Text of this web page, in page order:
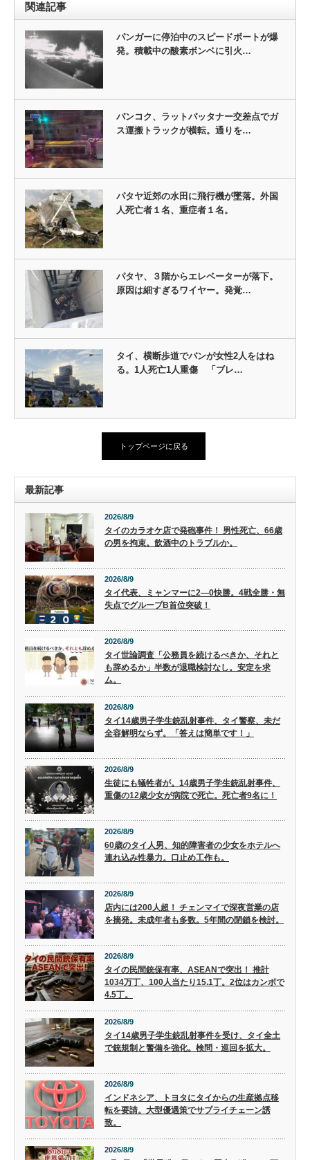
関連記事
パンガーに停泊中のスピードボートが爆
発。積載中の酸素ボンベに引火…
バンコク、ラットパッタナー交差点でガ
ス運搬トラックが横転。通りを…
パタヤ近郊の水田に飛行機が墜落。外国
人死亡者１名、重症者１名。
パタヤ、３階からエレベーターが落下。
原因は細すぎるワイヤー。発覚…
タイ、横断歩道でバンが女性2人をはね
る。1人死亡1人重傷 「ブレ…
トップページに戻る
最新記事
2026/8/9
タイのカラオケ店で発砲事件！ 男性死亡、66歳
の男を拘束。飲酒中のトラブルか。
2026/8/9
タイ代表、ミャンマーに2―0快勝。4戦全勝・無
失点でグループB首位突破！
2026/8/9
タイ世論調査「公務員を続けるべきか、それと
も辞めるか」半数が退職検討なし。安定を求
ム。
2026/8/9
タイ14歳男子学生銃乱射事件、タイ警察、未だ
全容解明ならず。「答えは簡単です！」
2026/8/9
生徒にも犠牲者が。14歳男子学生銃乱射事件、
重傷の12歳少女が病院で死亡。死亡者9名に！
2026/8/9
60歳のタイ人男、知的障害者の少女をホテルへ
連れ込み性暴力。口止め工作も。
2026/8/9
店内には200人超！ チェンマイで深夜営業の店
を摘発。未成年者も多数。5年間の閉鎖を検討。
2026/8/9
タイの民間銃保有率、ASEANで突出！ 推計
1034万丁、100人当たり15.1丁。2位はカンボで
4.5丁。
2026/8/9
タイ14歳男子学生銃乱射事件を受け、タイ全土
で銃規制と警備を強化。検問・巡回を拡大。
2026/8/9
インドネシア、トヨタにタイからの生産拠点移
転を要請。大型優遇策でサプライチェーン誘
致。
2026/8/9